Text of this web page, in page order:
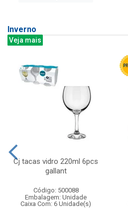
Inverno
Veja mais
Cj tacas vidro 220ml 6pcs
gallant
Código: 500088
Embalagem: Unidade
Caixa Com: 6 Unidade(s)